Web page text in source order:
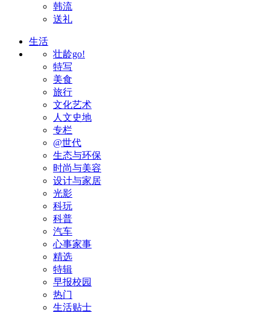
韩流
送礼
生活
壮龄go!
特写
美食
旅行
文化艺术
人文史地
专栏
@世代
生态与环保
时尚与美容
设计与家居
光影
科玩
科普
汽车
心事家事
精选
特辑
早报校园
热门
生活贴士